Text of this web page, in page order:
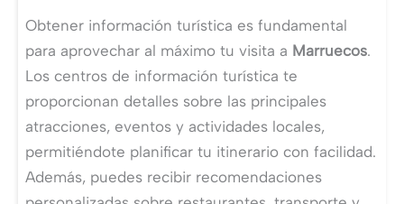
Obtener información turística es fundamental
para aprovechar al máximo tu visita a Marruecos.
Los centros de información turística te
proporcionan detalles sobre las principales
atracciones, eventos y actividades locales,
permitiéndote planificar tu itinerario con facilidad.
Además, puedes recibir recomendaciones